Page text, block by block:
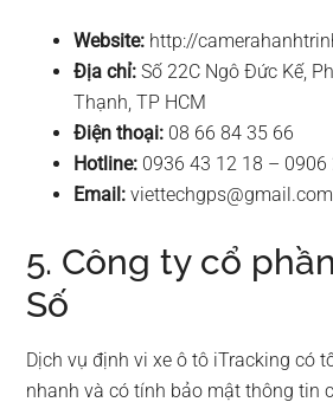
Website: http://
Địa chỉ:Số 22C Ngô Đức Kế,
Thạnh, TP HCM
Điện thoại: 08 66 84 35 66
Hotline: 0936 43 12 18 – 0906
Email:viettechgps@gmail.com
5. Công ty cổ
Số
Dịch vụ định vi xe ô tô iTracking có
nhanh và có tính bảo mật thông tin